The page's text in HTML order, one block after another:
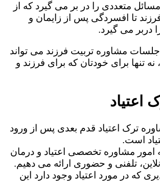
متعددی را در بر می گیرد که از
فرزند تا افسردگی پس از زایمان و
دربر می گیرد.
جلسات مشاوره تربیت فرزند می تواند
نه تنها برای خودتان که برای فرزند و
اعتیاد
ترک اعتیاد قدم بعدی پس از ورود
است.
امور مشاوره تخصصی اعتیاد و درمان
تلفنی و حضوری ارائه می دهیم.
که در مورد اعتیاد وجود دارد این